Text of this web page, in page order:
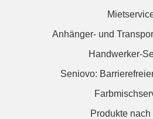
Anhänger- und
Handwerker-
Seniovo:
Produkte nach